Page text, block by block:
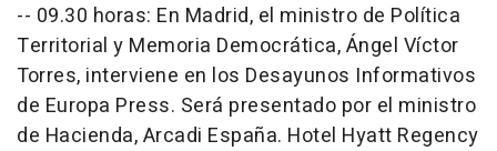
-- 09.30 horas: En Madrid, el ministro de Política
Territorial y Memoria Democrática, Ángel Víctor
Torres, interviene en los Desayunos Informativos
de Europa Press. Será presentado por el ministro
de Hacienda, Arcadi España. Hotel Hyatt Regency